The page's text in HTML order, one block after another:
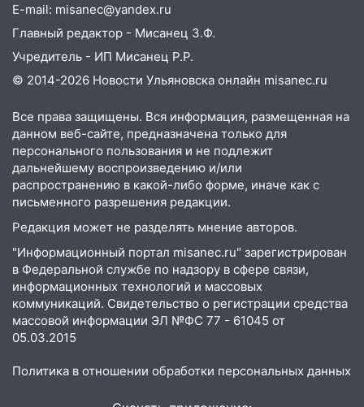
E-mail: misanec@yandex.ru
Главный редактор - Мисанец З.Ф.
Учредитель - ИП Мисанец Р.Р.
© 2014-2026 Новости Ульяновска онлайн misanec.ru
Все права защищены. Вся информация, размещенная на
данном веб-сайте, предназначена только для
персонального пользования и не подлежит
дальнейшему воспроизведению и/или
распространению в какой-либо форме, иначе как с
письменного разрешения редакции.
Редакция может не разделять мнение авторов.
"Информационный портал misanec.ru" зарегистрирован
в Федеральной службе по надзору в сфере связи,
информационных технологий и массовых
коммуникаций. Свидетельство о регистрации средства
массовой информации ЭЛ №ФС 77 - 61045 от
05.03.2015
Политика в отношении обработки персональных данных